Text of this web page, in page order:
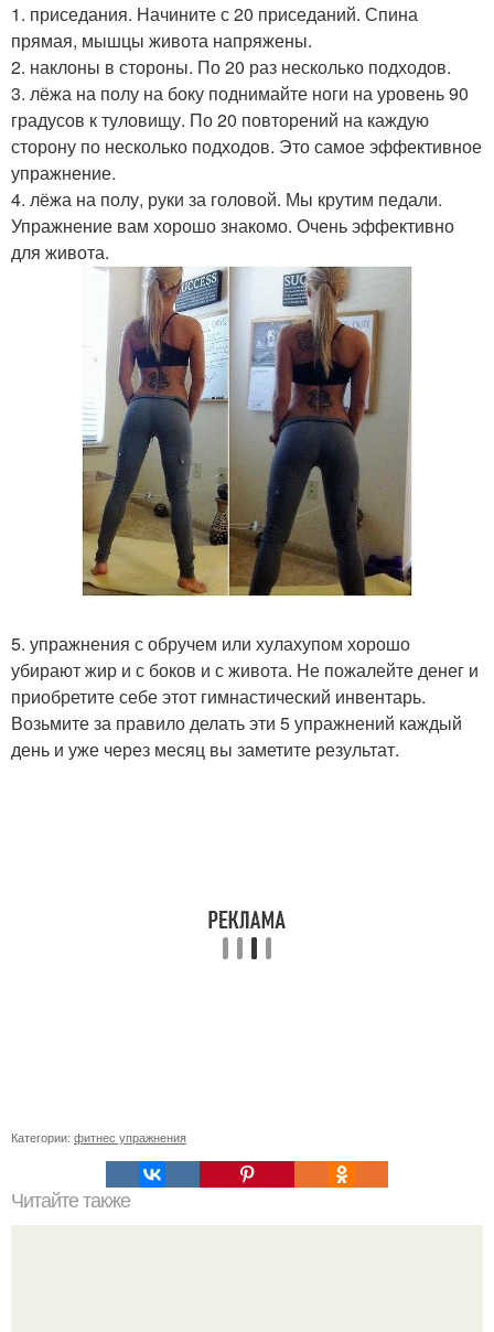
1. приседания. Начините с 20 приседаний. Спина
прямая, мышцы живота напряжены.
2. наклоны в стороны. По 20 раз несколько подходов.
3. лёжа на полу на боку поднимайте ноги на уровень 90
градусов к туловищу. По 20 повторений на каждую
сторону по несколько подходов. Это самое эффективное
упражнение.
4. лёжа на полу, руки за головой. Мы крутим педали.
Упражнение вам хорошо знакомо. Очень эффективно
для живота.
5. упражнения с обручем или хулахупом хорошо
убирают жир и с боков и с живота. Не пожалейте денег и
приобретите себе этот гимнастический инвентарь.
Возьмите за правило делать эти 5 упражнений каждый
день и уже через месяц вы заметите результат.
Категории: фитнес упражнения
Читайте также